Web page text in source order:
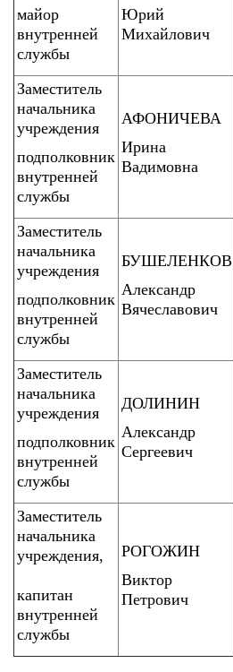
майор
внутренней
службы
Юрий
Михайлович
Заместитель
начальника
учреждения
подполковник
внутренней
службы
АФОНИЧЕВА
Ирина
Вадимовна
Заместитель
начальника
учреждения
подполковник
внутренней
службы
БУШЕЛЕНКОВ
Александр
Вячеславович
Заместитель
начальника
учреждения
подполковник
внутренней
службы
ДОЛИНИН
Александр
Сергеевич
Заместитель
начальника
учреждения,
капитан
внутренней
службы
РОГОЖИН
Виктор
Петрович